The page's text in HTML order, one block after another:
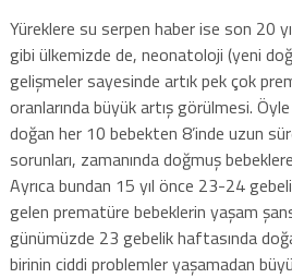
Yüreklere su serpen haber ise son 20
gibi ülkemizde de, neonatoloji (yeni
gelişmeler sayesinde artık pek çok
oranlarında büyük artış görülmesi.
doğan her 10 bebekten 8’inde uzun
sorunları, zamanında doğmuş
Ayrıca bundan 15 yıl önce 23-24
gelen prematüre bebeklerin yaşam
günümüzde 23 gebelik haftasında
birinin ciddi problemler yaşamadan